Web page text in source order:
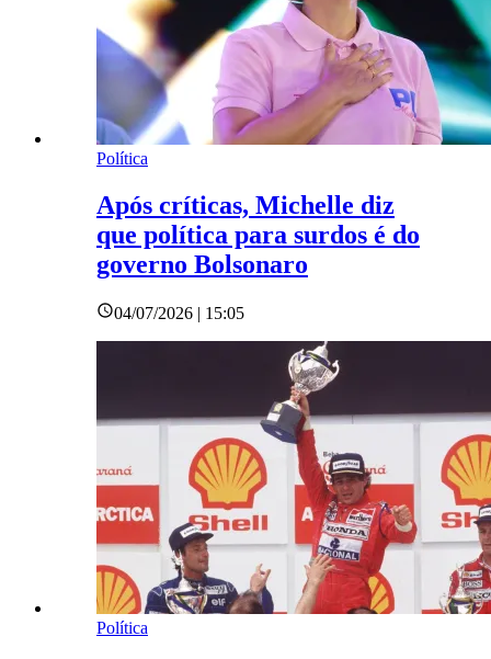
Política
Após críticas, Michelle diz
que política para surdos é do
governo Bolsonaro
04/07/2026 | 15:05
Política